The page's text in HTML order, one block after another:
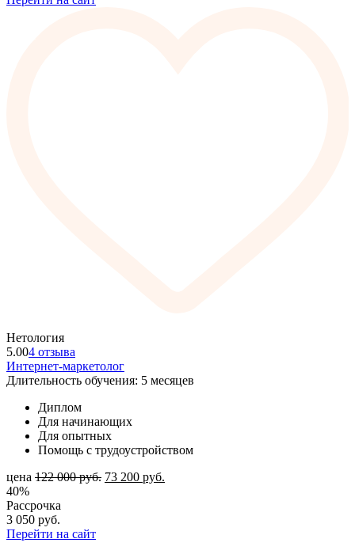
Нетология
5.004 отзыва
Интернет-маркетолог
Длительность обучения: 5 месяцев
Диплом
Для начинающих
Для опытных
Помощь с трудоустройством
цена 122 000руб. 73 200 руб.
40%
Рассрочка
3 050 руб.
Перейти на сайт